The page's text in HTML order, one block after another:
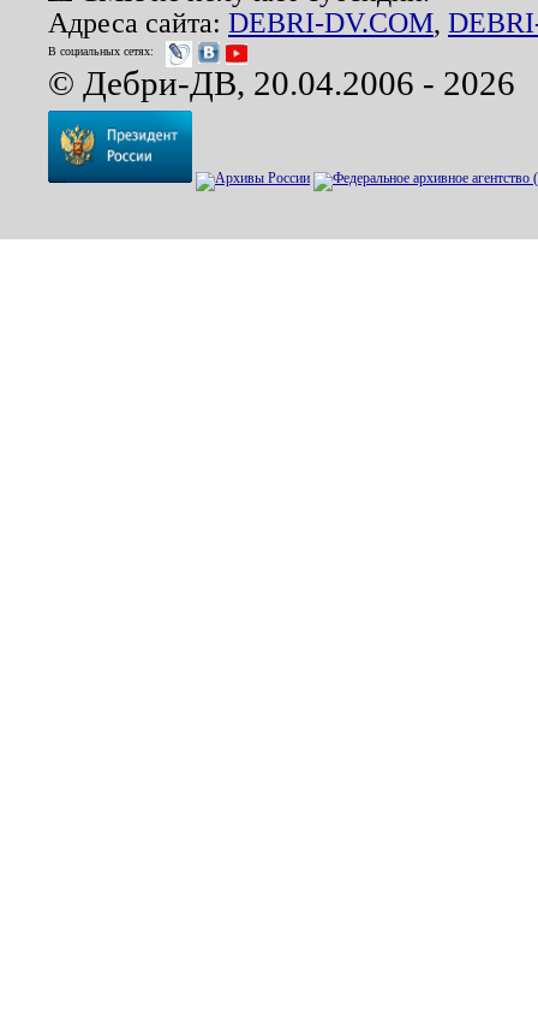
Адреса сайта: DEBRI-DV.COM,
В социальных сетях:
© Дебри-ДВ, 20.04.2006 - 2026